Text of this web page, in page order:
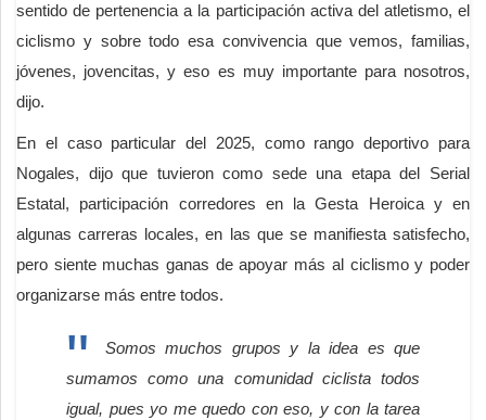
sentido de pertenencia a la participación activa del atletismo, el
ciclismo y sobre todo esa convivencia que vemos, familias,
jóvenes, jovencitas, y eso es muy importante para nosotros,
dijo.
En el caso particular del 2025, como rango deportivo para
Nogales, dijo que tuvieron como sede una etapa del Serial
Estatal, participación corredores en la Gesta Heroica y en
algunas carreras locales, en las que se manifiesta satisfecho,
pero siente muchas ganas de apoyar más al ciclismo y poder
organizarse más entre todos.
Somos muchos grupos y la idea es que
sumamos como una comunidad ciclista todos
igual, pues yo me quedo con eso, y con la tarea